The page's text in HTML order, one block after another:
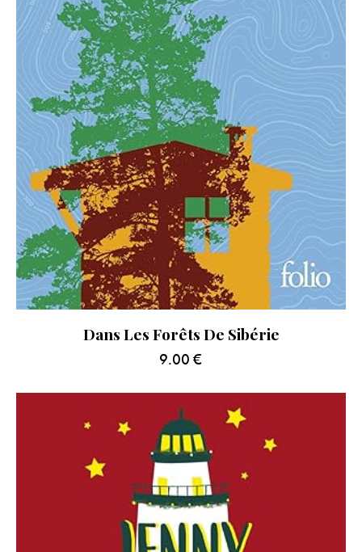
Dans Les Forêts De Sibérie
9.00 €